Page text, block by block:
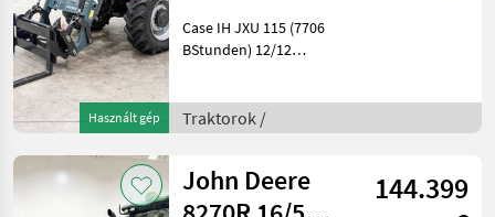
Használt gép
Case IH JXU 115 (7706
BStunden) 12/12
Frontlader, 1+2-Leitungs-
Druckluftbremse,
Klimaanlage, luftgefeder
Traktorok /
John Deere
144.399